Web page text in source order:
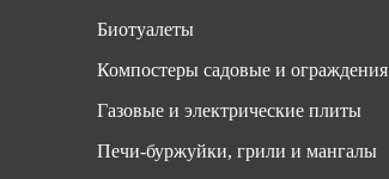
Биотуалеты
Компостеры садовые и ограждения
Газовые и электрические плиты
Печи-буржуйки, грили и мангалы